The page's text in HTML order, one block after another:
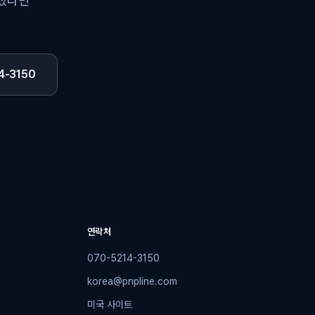
3150
연락처
070-5214-3150
korea@pnpline.com
미국 사이트